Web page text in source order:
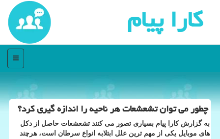
كارا پیام
منو
چطور می توان تشعشعات هر ناحیه را اندازه گیری كرد؟
به گزارش کارا پیام بسیاری تصور می کنند تشعشعات حاصل از دکل
های موبایل یکی از مهم ترین علل ابتلابه انواع سرطان است، هرچند